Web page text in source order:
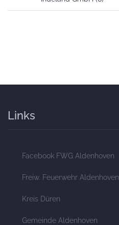
Links
Facebook FWG Aldenhoven
Freiw. Feuerwehr Aldenhoven
Kreis Düren
Gemeinde Aldenhoven